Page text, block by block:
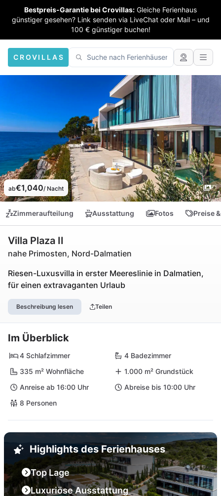
Bestpreis-Garantie bei Crovillas: Gleiche Ferienhaus
günstiger gesehen? Link senden via LiveChat oder Mail – und
100 € günstiger buchen!
CROVILLAS
ab€1,040/ Nacht
Zimmeraufteilung Ausstattung Fotos Preise
Villa Plaza II
nahe Primosten, Nord-Dalmatien
Riesen-Luxusvilla in erster Meereslinie in Dalmatien,
für einen extravaganten Urlaub
Beschreibung lesen Teilen
Im Überblick
4 Schlafzimmer
4 Badezimmer
335 m² Wohnfläche
1.000 m² Grundstück
Anreise ab 16:00 Uhr
Abreise bis 10:00 Uhr
8 Personen
Highlights des Ferienhauses
Top Lage
Luxuriöse Ausstattung